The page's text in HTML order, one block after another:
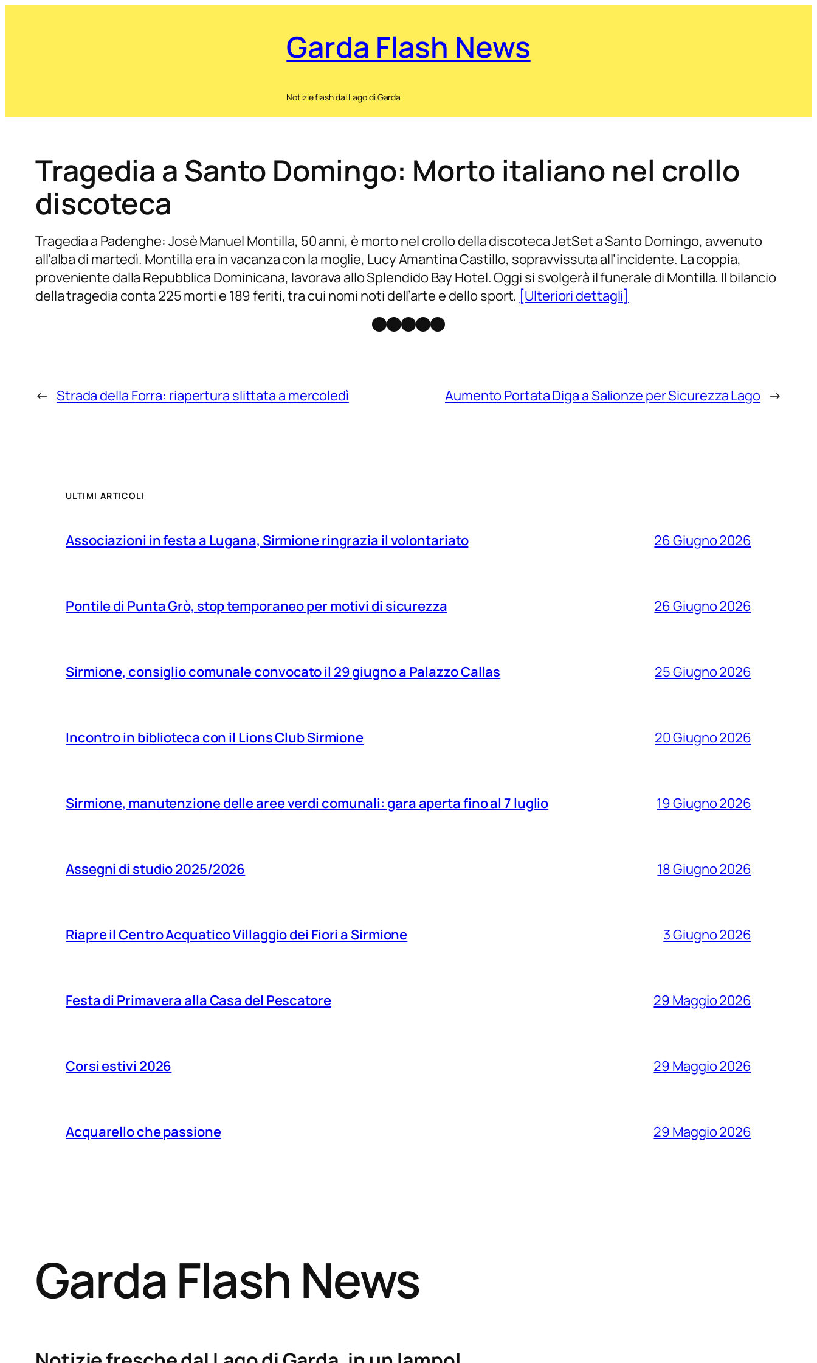
Garda Flash News
Notizie flash dal Lago di Garda
Tragedia a Santo Domingo: Morto italiano nel crollo
discoteca
Tragedia a Padenghe: Josè Manuel Montilla, 50 anni, è morto nel crollo della discoteca JetSet a Santo Domingo, avvenuto
all’alba di martedì. Montilla era in vacanza con la moglie, Lucy Amantina Castillo, sopravvissuta all’incidente. La coppia,
proveniente dalla Repubblica Dominicana, lavorava allo Splendido Bay Hotel. Oggi si svolgerà il funerale di Montilla. Il bilancio
della tragedia conta 225 morti e 189 feriti, tra cui nomi noti dell’arte e dello sport. [Ulteriori dettagli]
Facebook
Instagram
X Threads
Telegram
← Strada della Forra: riapertura slittata a mercoledì Aumento Portata Diga a Salionze per Sicurezza Lago →
ULTIMI ARTICOLI
Associazioni in festa a Lugana, Sirmione ringrazia il volontariato 26 Giugno 2026
Pontile di Punta Grò, stop temporaneo per motivi di sicurezza 26 Giugno 2026
Sirmione, consiglio comunale convocato il 29 giugno a Palazzo Callas 25 Giugno 2026
Incontro in biblioteca con il Lions Club Sirmione 20 Giugno 2026
Sirmione, manutenzione delle aree verdi comunali: gara aperta fino al 7 luglio 19 Giugno 2026
Assegni di studio 2025/2026 18 Giugno 2026
Riapre il Centro Acquatico Villaggio dei Fiori a Sirmione 3 Giugno 2026
Festa di Primavera alla Casa del Pescatore 29 Maggio 2026
Corsi estivi 2026 29 Maggio 2026
Acquarello che passione 29 Maggio 2026
Garda Flash News